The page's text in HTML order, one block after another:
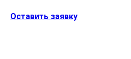
Оставить заявку